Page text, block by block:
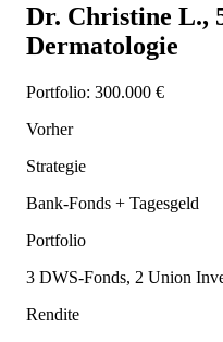
Dr. Christine L.,
Dermatologie
Portfolio: 300.000 €
Vorher
Strategie
Bank-Fonds + Tagesgeld
Portfolio
3 DWS-Fonds, 2 Union
Rendite